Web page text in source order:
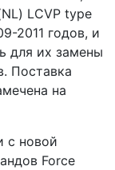
LCVP type
2011 годов, и
для их замены
Поставка
на
с новой
Force